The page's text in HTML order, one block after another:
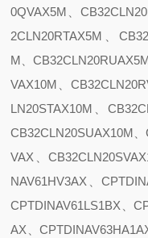
0QVAX5M、
2CLN20RTAX5M、
M、
VAX10M、
LN20STAX10M、
CB32CLN20SUAX10M
VAX、
NAV61HV3AX、
CPTDINAV61LS1BX、
AX、